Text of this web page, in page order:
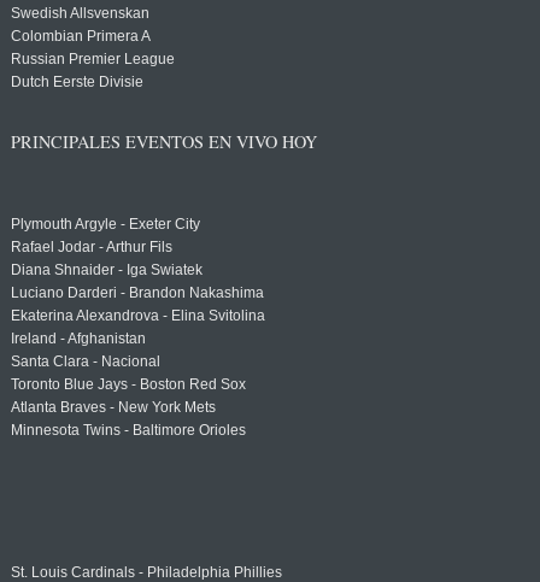
Swedish Allsvenskan
Colombian Primera A
Russian Premier League
Dutch Eerste Divisie
PRINCIPALES EVENTOS EN VIVO HOY
Plymouth Argyle - Exeter City
Rafael Jodar - Arthur Fils
Diana Shnaider - Iga Swiatek
Luciano Darderi - Brandon Nakashima
Ekaterina Alexandrova - Elina Svitolina
Ireland - Afghanistan
Santa Clara - Nacional
Toronto Blue Jays - Boston Red Sox
Atlanta Braves - New York Mets
Minnesota Twins - Baltimore Orioles
St. Louis Cardinals - Philadelphia Phillies